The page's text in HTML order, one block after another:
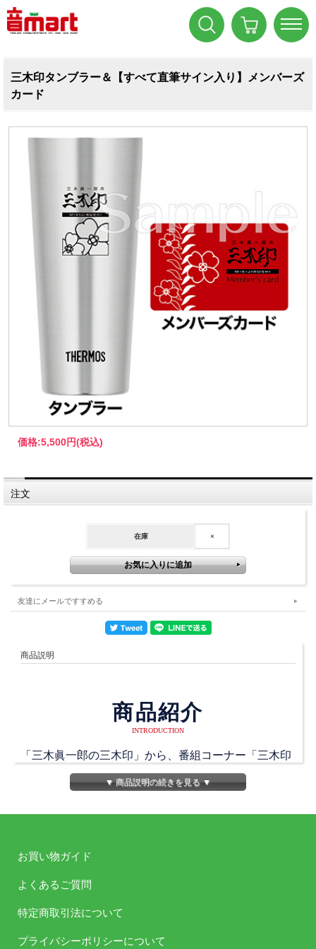
三木印タンブラー＆【すべて直筆サイン入り】メンバーズ
カード
価格:5,500円(税込)
注文
在庫 ×
友達にメールですすめる
商品説明
商品紹介
INTRODUCTION
「三木眞一郎の三木印」から、番組コーナー「三木印
工房」発の
番組グッズ第一弾！
サーモスのタンブラーが登場です！
三木さんの誕生日3月18日の誕生花・ハナミズキをモ
チーフにしたデザイン入り。
▼ 商品説明の続きを見る ▼
お買い物ガイド
よくあるご質問
特定商取引法について
プライバシーポリシーについて